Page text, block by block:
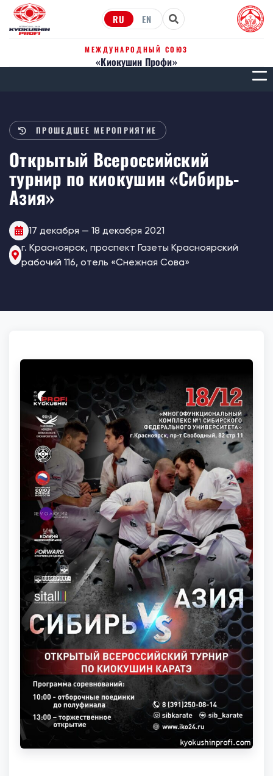
RU EN
МЕЖДУНАРОДНЫЙ СОЮЗ
«Киокушин Профи»
ПРОШЕДШЕЕ МЕРОПРИЯТИЕ
Открытый Всероссийский
турнир по киокушин «Сибирь-
Азия»
17 декабря — 18 декабря 2021
г. Красноярск, проспект Газеты Красноярский
рабочий 116, отель «Снежная Сова»